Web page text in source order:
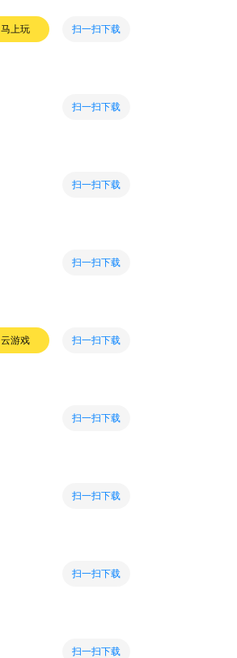
马上玩 扫一扫下载
扫一扫下载
扫一扫下载
扫一扫下载
云游戏 扫一扫下载
扫一扫下载
扫一扫下载
扫一扫下载
扫一扫下载